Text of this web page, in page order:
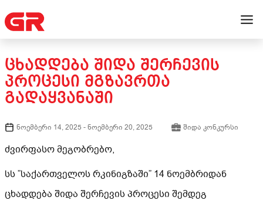
ᲪᲮᲐᲓᲓᲔᲑᲐ ᲨᲘᲓᲐ ᲨᲔᲠᲩᲔᲕᲘᲡ
ᲞᲠᲝᲪᲔᲡᲘ ᲛᲒᲖᲐᲕᲠᲗᲐ
ᲒᲐᲓᲐᲧᲕᲐᲜᲐᲨᲘ
ნოემბერი 14, 2025 -ნოემბერი 20, 2025 შიდა კონკურსი
ძვირფასო მეგობრებო,
სს ”საქართველოს რკინიგზაში” 14 ნოემბრიდან
ცხადდება შიდა შერჩევის პროცესი შემდეგ